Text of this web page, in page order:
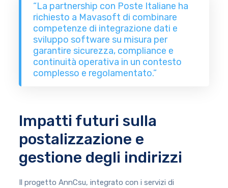
“La partnership con Poste Italiane ha
richiesto a Mavasoft di combinare
competenze di integrazione dati e
sviluppo software su misura per
garantire sicurezza, compliance e
continuità operativa in un contesto
complesso e regolamentato.”
Impatti futuri sulla
postalizzazione e
gestione degli indirizzi
Il progetto AnnCsu, integrato con i servizi di